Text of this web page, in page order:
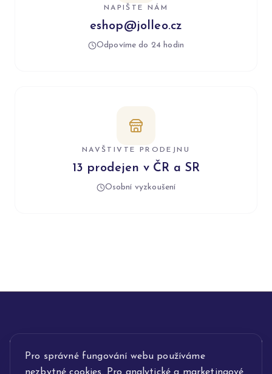
Pro správné fungování webu používáme
NAPIŠTE NÁM
eshop@jolleo.cz
Odpovíme do 24 hodin
NAVŠTIVTE PRODEJNU
13 prodejen v ČR a SR
Osobní vyzkoušení
INFORMACE